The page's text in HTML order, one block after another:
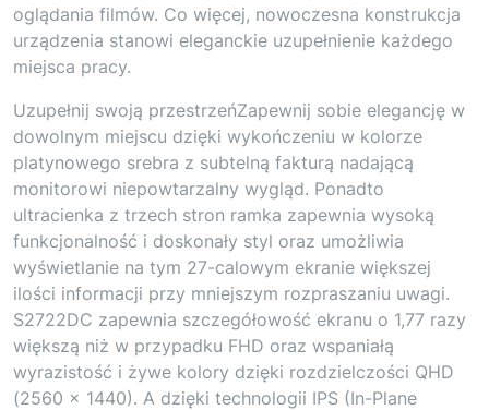
oglądania filmów. Co więcej, nowoczesna konstrukcja
urządzenia stanowi eleganckie uzupełnienie każdego
miejsca pracy.
Uzupełnij swoją przestrzeńZapewnij sobie elegancję w
dowolnym miejscu dzięki wykończeniu w kolorze
platynowego srebra z subtelną fakturą nadającą
monitorowi niepowtarzalny wygląd. Ponadto
ultracienka z trzech stron ramka zapewnia wysoką
funkcjonalność i doskonały styl oraz umożliwia
wyświetlanie na tym 27-calowym ekranie większej
ilości informacji przy mniejszym rozpraszaniu uwagi.
S2722DC zapewnia szczegółowość ekranu o 1,77 razy
większą niż w przypadku FHD oraz wspaniałą
wyrazistość i żywe kolory dzięki rozdzielczości QHD
(2560 × 1440). A dzięki technologii IPS (In-Plane